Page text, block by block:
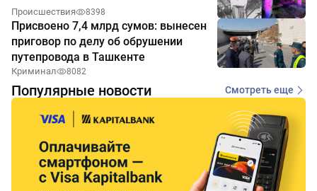
Происшествия 8398
Присвоено 7,4 млрд сумов: вынесен
приговор по делу об обрушении
путепровода в Ташкенте
Криминал 8082
Популярные новости Смотреть еще